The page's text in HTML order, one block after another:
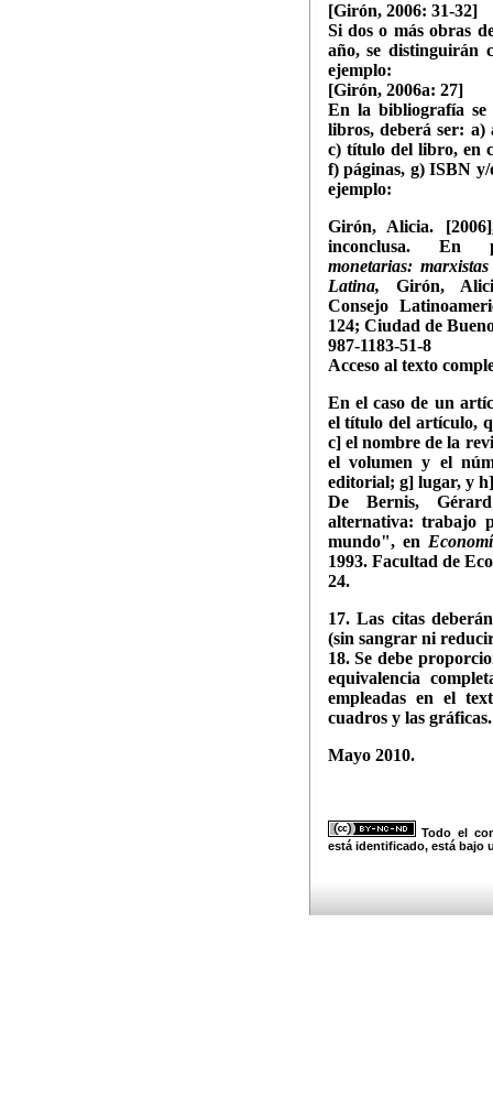
[Girón, 2006: 31-32]
Si dos o más obras
año, se distinguirán
ejemplo:
[Girón, 2006a: 27]
En la bibliografía se
libros, deberá ser: a)
c) título del libro, en
f) páginas, g) ISBN
ejemplo:
Girón, Alicia.
inconclusa. En
monetarias:
Latina, Girón,
Consejo
124; Ciudad de
987-1183-51-8
Acceso al texto
En el caso de un
el título del artículo,
c] el nombre de la
el volumen y el
editorial; g] lugar, y
De Bernis,
alternativa: trabajo
mundo", en
1993. Facultad de
24.
17. Las citas
(sin sangrar ni
18. Se debe
equivalencia
empleadas en el
cuadros y las
Mayo 2010.
Todo el
está identificado, está bajo